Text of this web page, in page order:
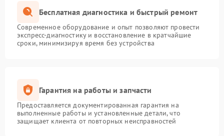
Бесплатная диагностика и быстрый ремонт
Современное оборудование и опыт позволяют провести
экспресс-диагностику и восстановление в кратчайшие
сроки, минимизируя время без устройства
Гарантия на работы и запчасти
Предоставляется документированная гарантия на
выполненные работы и установленные детали, что
защищает клиента от повторных неисправностей